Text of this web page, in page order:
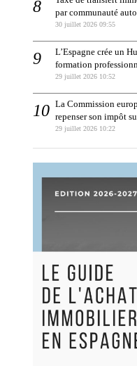
par communauté
30 juillet 2026 09:55
L’Espagne crée un
formation
29 juillet 2026 10:52
La Commission
repenser son impôt
29 juillet 2026 10:22